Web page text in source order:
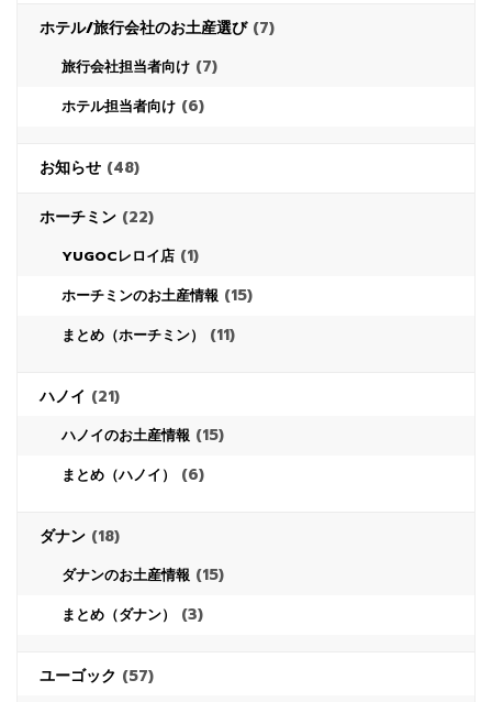
ホテル/旅行会社のお土産選び(7)
旅行会社担当者向け (7)
ホテル担当者向け (6)
お知らせ (48)
ホーチミン (22)
YUGOCレロイ店 (1)
ホーチミンのお土産情報 (15)
まとめ（ホーチミン） (11)
ハノイ (21)
ハノイのお土産情報 (15)
まとめ（ハノイ） (6)
ダナン (18)
ダナンのお土産情報 (15)
まとめ（ダナン） (3)
ユーゴック (57)